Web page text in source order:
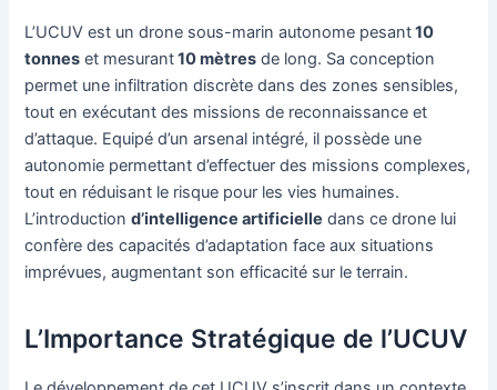
L’UCUV est un drone sous-marin autonome pesant10
tonnes et mesurant10 mètres de long. Sa conception
permet une infiltration discrète dans des zones sensibles,
tout en exécutant des missions de reconnaissance et
d’attaque. Equipé d’un arsenal intégré, il possède une
autonomie permettant d’effectuer des missions complexes,
tout en réduisant le risque pour les vies humaines.
L’introductiond’intelligence artificielle dans ce drone lui
confère des capacités d’adaptation face aux situations
imprévues, augmentant son efficacité sur le terrain.
L’Importance Stratégique de l’UCUV